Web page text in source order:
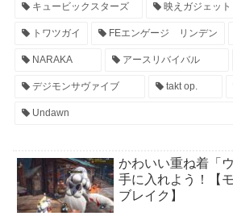
キュービックスターズ 映えガジェット
トワツガイ FEエンゲージ リンデン
NARAKA アースリバイバル
デジモンサヴァイブ takt op.
Undawn
かわいい重ね着「
手に入れよう！【
ブレイク】